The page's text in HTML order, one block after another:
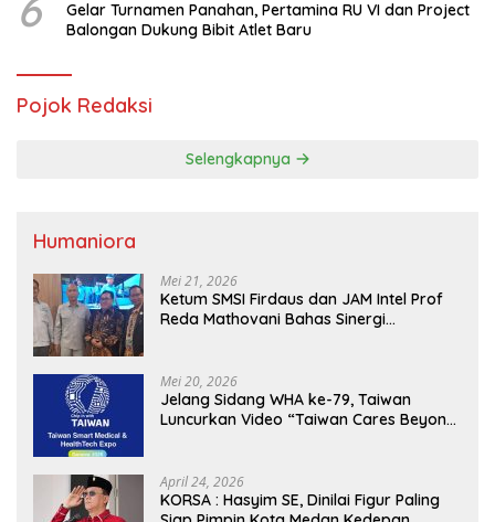
Gelar Turnamen Panahan, Pertamina RU VI dan Project
Balongan Dukung Bibit Atlet Baru
Pojok Redaksi
Selengkapnya
Humaniora
Mei 21, 2026
Ketum SMSI Firdaus dan JAM Intel Prof
Reda Mathovani Bahas Sinergi
MBG, Perkuat Pengawasan Program
Pemerintah
Mei 20, 2026
Jelang Sidang WHA ke-79, Taiwan
Luncurkan Video “Taiwan Cares Beyond
April 24, 2026
KORSA : Hasyim SE, Dinilai Figur Paling